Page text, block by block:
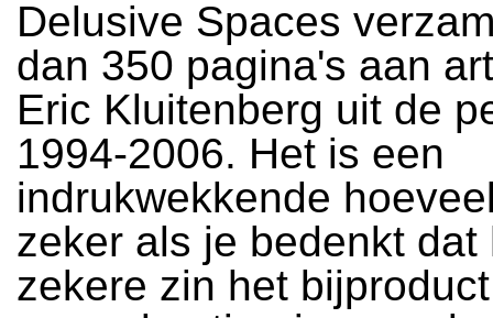
Delusive Spaces
dan 350 pagina's aan
Eric Kluitenberg uit de
1994-2006. Het is een
indrukwekkende
zeker als je bedenkt dat
zekere zin het